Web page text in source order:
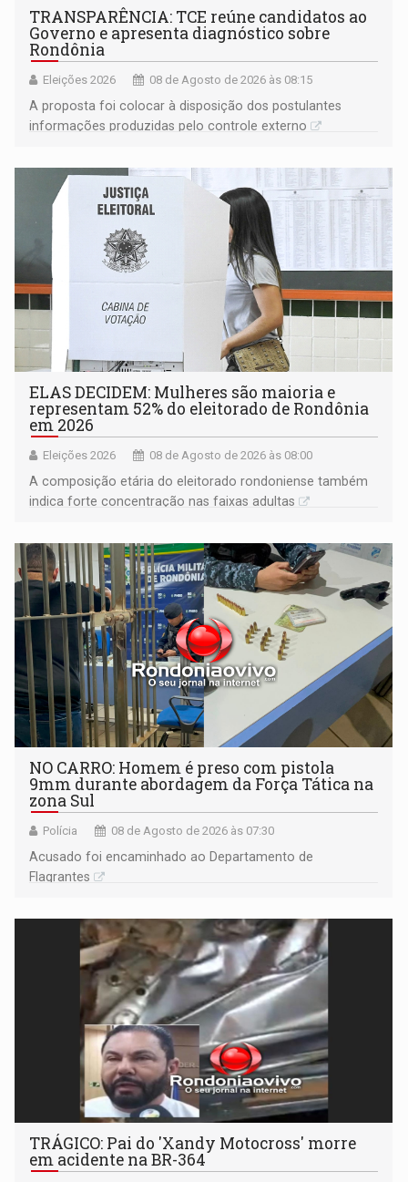
TRANSPARÊNCIA: TCE reúne candidatos ao
Governo e apresenta diagnóstico sobre
Rondônia
Eleições 2026 08 de Agosto de 2026 às 08:15
A proposta foi colocar à disposição dos postulantes
informações produzidas pelo controle externo
ELAS DECIDEM: Mulheres são maioria e
representam 52% do eleitorado de Rondônia
em 2026
Eleições 2026 08 de Agosto de 2026 às 08:00
A composição etária do eleitorado rondoniense também
indica forte concentração nas faixas adultas
NO CARRO: Homem é preso com pistola
9mm durante abordagem da Força Tática na
zona Sul
Polícia 08 de Agosto de 2026 às 07:30
Acusado foi encaminhado ao Departamento de
Flagrantes
TRÁGICO: Pai do 'Xandy Motocross' morre
em acidente na BR-364